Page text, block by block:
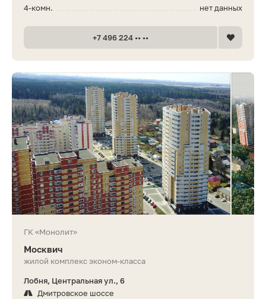
нет данных
4-комн.
+7 496 224 •• ••
ГК «Монолит»
Москвич
жилой комплекс эконом-класса
Лобня, Центральная ул., 6
Дмитровское шоссе